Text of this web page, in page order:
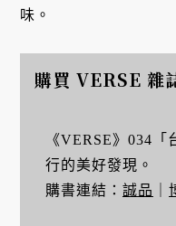
味。
購買 VERSE 雜
《VERSE》034
行的美好發現。
購書連結： 誠品